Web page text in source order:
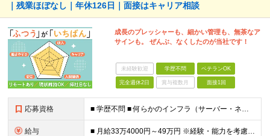
｜残業ほぼなし｜年休126日｜面接はキャリア相談
成長のプレッシャーも、細かい管理も、無茶なア
サインも。 ぜんぶ、なくしたのが当社です！
未経験歓迎 学歴不問 ベテランOK
完全週休2日 賞与複数月 面接1回
応募資格 ■ 学歴不問 ■ 何らかのインフラ（サーバー・ネットワーク）の実務経験をお持ちの方 ※運用・保守の経験のみという方も大歓迎です！ ＼こんな方にピッタリの環境です／ ◎案件がコロコロ変わることに疲れて
給与 ■ 月給33万4000円～49万円 ※経験・能力を考慮して優遇します。 ※上記には固定残業代（月30時間分・6万3500円～9万3100円）を含みます。超過分は全額支給。 ※待機期間中全額給与を保証